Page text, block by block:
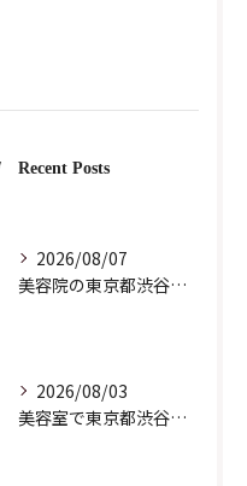
Recent Posts
2026/08/07
美容院の東京都渋谷区恵比寿求人募集で理想の働き方と職場選びを徹底解説
2026/08/03
美容室で東京都渋谷区代官山町のスキルアップを目指す最新ガイド